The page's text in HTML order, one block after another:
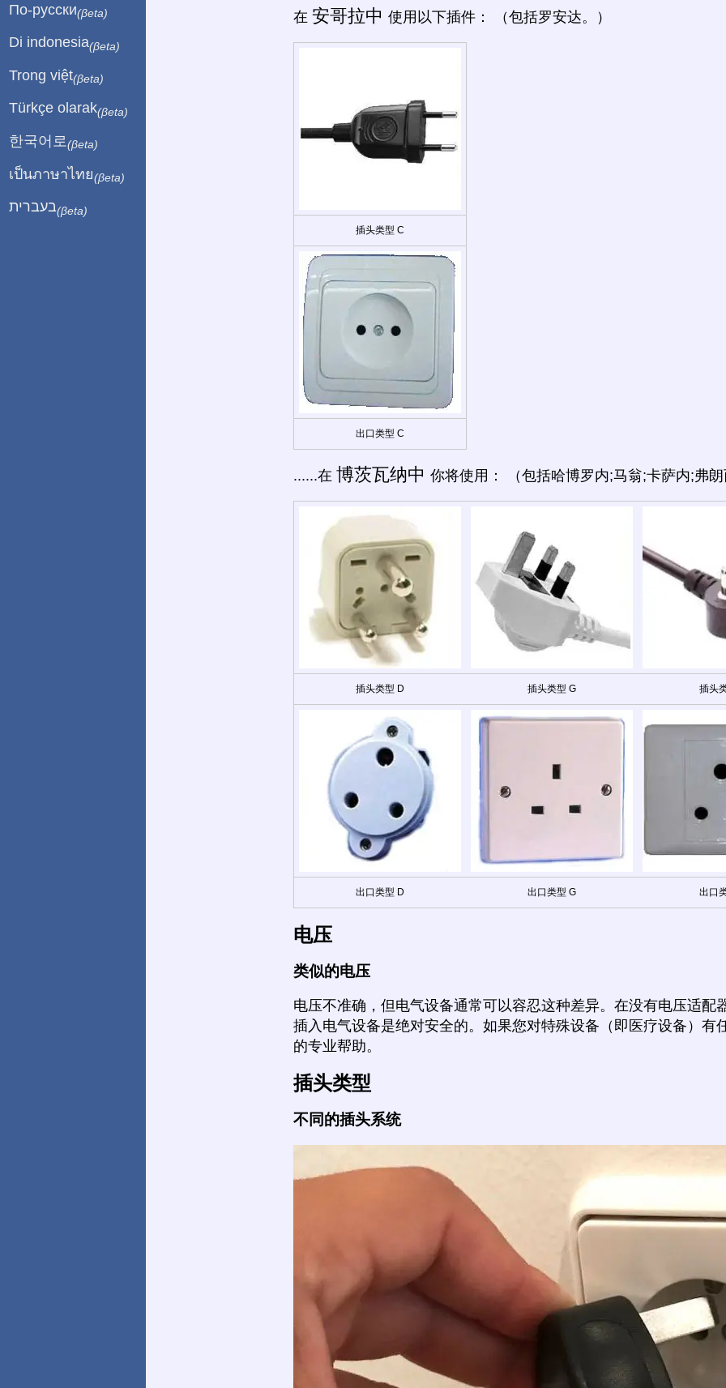
在 安哥拉中 使用以下插件： （包括罗安达。）
插头类型 C
出口类型 C
......在 博茨瓦纳中 你将使用： （包括哈博罗内;马翁;卡萨内;弗
插头类型 D 插头类型 G 插头
出口类型 D 出口类型 G 出口
电压
类似的电压
电压不准确，但电气设备通常可以容忍这种差异。在没有电压适配
插入电气设备是绝对安全的。如果您对特殊设备（即医疗设备）有
的专业帮助。
插头类型
不同的插头系统
По-русски(βeta)
Di indonesia(βeta)
Trong việt(βeta)
Türkçe olarak(βeta)
한국어로 (βeta)
เป็นภาษาไทย(βeta)
בעברית(βeta)